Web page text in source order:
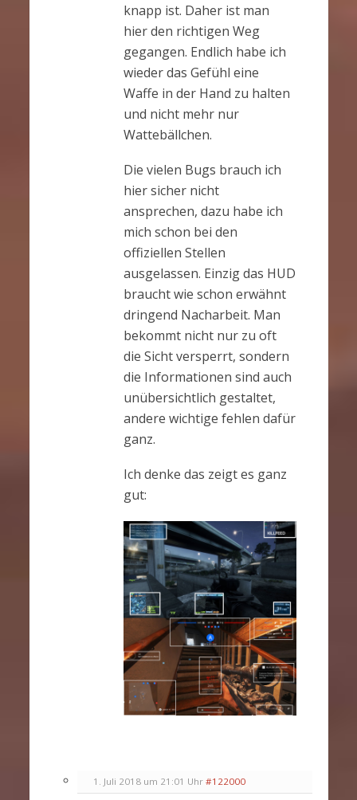
knapp ist. Daher ist man
hier den richtigen Weg
gegangen. Endlich habe ich
wieder das Gefühl eine
Waffe in der Hand zu halten
und nicht mehr nur
Wattebällchen.
Die vielen Bugs brauch ich
hier sicher nicht
ansprechen, dazu habe ich
mich schon bei den
offiziellen Stellen
ausgelassen. Einzig das HUD
braucht wie schon erwähnt
dringend Nacharbeit. Man
bekommt nicht nur zu oft
die Sicht versperrt, sondern
die Informationen sind auch
unübersichtlich gestaltet,
andere wichtige fehlen dafür
ganz.
Ich denke das zeigt es ganz
gut:
1. Juli 2018 um 21:01 Uhr #122000